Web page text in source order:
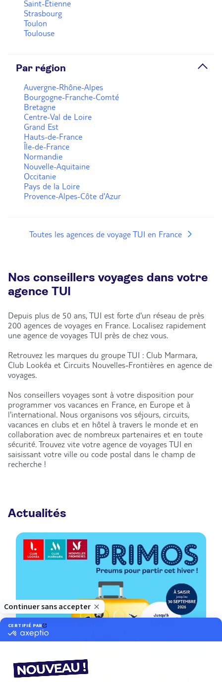
Saint-Étienne
Strasbourg
Toulon
Toulouse
Par région
Auvergne-Rhône-Alpes
Bourgogne-Franche-Comté
Bretagne
Centre-Val de Loire
Grand Est
Hauts-de-France
Île-de-France
Normandie
Nouvelle-Aquitaine
Occitanie
Pays de la Loire
Provence-Alpes-Côte d'Azur
Toutes les agences de voyage TUI en France
Nos conseillers voyages dans votre
agence TUI
Depuis plus de 50 ans, TUI est forte d'un réseau de près
200 agences de voyages en France. Localisez rapidement
une agence de voyages TUI près de chez vous.
Retrouvez les marques du groupe TUI : Club Marmara,
Club Lookéa et Circuits Nouvelles-Frontières en agence de
voyages.
Nos conseillers voyages sont à votre disposition pour
programmer vos vacances en France, en Europe et à
l'international. Nous organisons vos séjours, circuits,
vacances en clubs et en hôtel à travers le monde et en
collaboration avec de nombreux partenaires et en toute
sécurité. Trouvez vite votre agence de voyages TUI en
saisissant votre ville ou code postal dans le champ de
recherche !
Actualités